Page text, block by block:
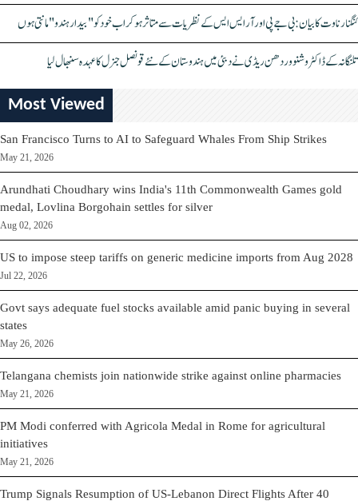
کنگنا رناوت کا بیان: بی جے پی اور آر ایس ایس کے نظریات سے متاثر ہو کر اب خود کو "بیدار ہندو" مانتی ہوں
تلنگانہ کے ڈاکٹر وشنو وردھن ریڈی نے دبئی میں ہندوستان کے نئے قونصل جنرل کا عہدہ سنبھال لیا
Most Viewed
San Francisco Turns to AI to Safeguard Whales From Ship Strikes
May 21, 2026
Arundhati Choudhary wins India's 11th Commonwealth Games gold
medal, Lovlina Borgohain settles for silver
Aug 02, 2026
US to impose steep tariffs on generic medicine imports from Aug 2028
Jul 22, 2026
Govt says adequate fuel stocks available amid panic buying in several
states
May 26, 2026
Telangana chemists join nationwide strike against online pharmacies
May 21, 2026
PM Modi conferred with Agricola Medal in Rome for agricultural
initiatives
May 21, 2026
Trump Signals Resumption of US-Lebanon Direct Flights After 40